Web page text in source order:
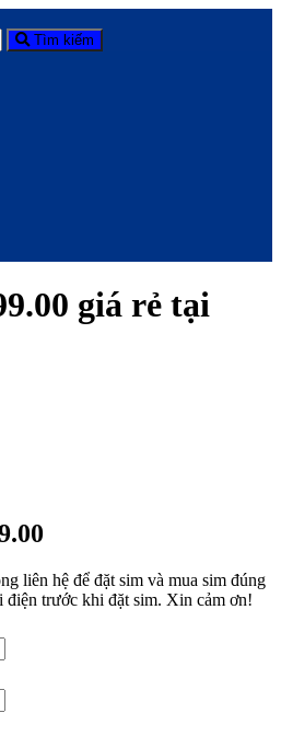
Tìm kiếm
giá rẻ tại
liên hệ để đặt sim và mua sim đúng
điện trước khi đặt sim. Xin cảm ơn!